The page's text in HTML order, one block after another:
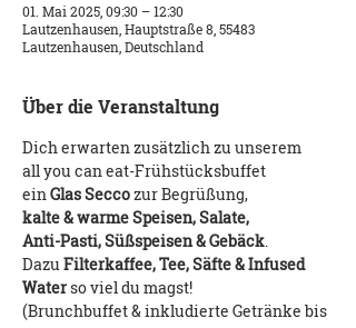
01. Mai 2025, 09:30 – 12:30
Lautzenhausen, Hauptstraße 8, 55483
Lautzenhausen, Deutschland
Über die Veranstaltung
Dich erwarten zusätzlich zu unserem
all you can eat-Frühstücksbuffet
ein Glas Secco zur Begrüßung,
kalte & warme Speisen, Salate,
Anti-Pasti, Süßspeisen & Gebäck.
Dazu Filterkaffee, Tee, Säfte & Infused
Water so viel du magst!
(Brunchbuffet & inkludierte Getränke bis